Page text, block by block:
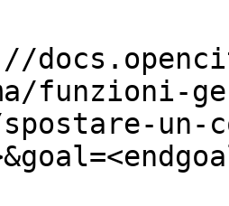
funzioni-
un-